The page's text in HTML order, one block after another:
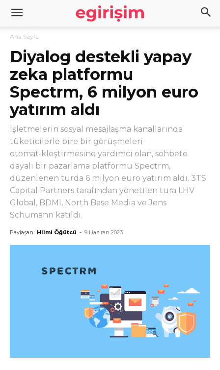
Ana Sayfa
Diyalog destekli yapay
zeka platformu
Spectrm, 6 milyon euro
yatırım aldı
İşletmelerin sosyal mesajlaşma kanallarında
tüketicilerle bire bir görüşmeleri
otomatikleştirmesine yardımcı olan, sohbete
dayalı bir pazarlama platformu Spectrm,
düzenlenen turda 6 milyon euro yatırım aldı. 3TS
Capital Partners tarafından yönetilen tura LHV
Global, BDMI, North Base Media ve Jens
Schumann katıldı.
Paylaşan: Hilmi Öğütcü - 9 Haziran 2023